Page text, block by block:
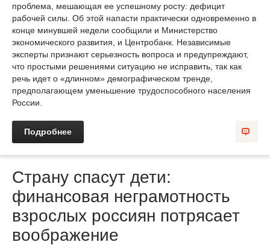
проблема, мешающая ее успешному росту: дефицит
рабочей силы. Об этой напасти практически одновременно в
конце минувшей недели сообщили и Министерство
экономического развития, и Центробанк. Независимые
эксперты признают серьезность вопроса и предупреждают,
что простыми решениями ситуацию не исправить, так как
речь идет о «длинном» демографическом тренде,
предполагающем уменьшение трудоспособного населения
России.
Подробнее
Страну спасут дети:
финансовая неграмотность
взрослых россиян потрясает
воображение